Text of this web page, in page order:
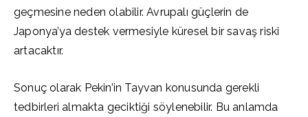
geçmesine neden olabilir. Avrupalı güçlerin de
Japonya’ya destek vermesiyle küresel bir savaş riski
artacaktır.
Sonuç olarak Pekin’in Tayvan konusunda gerekli
tedbirleri almakta geciktiği söylenebilir. Bu anlamda